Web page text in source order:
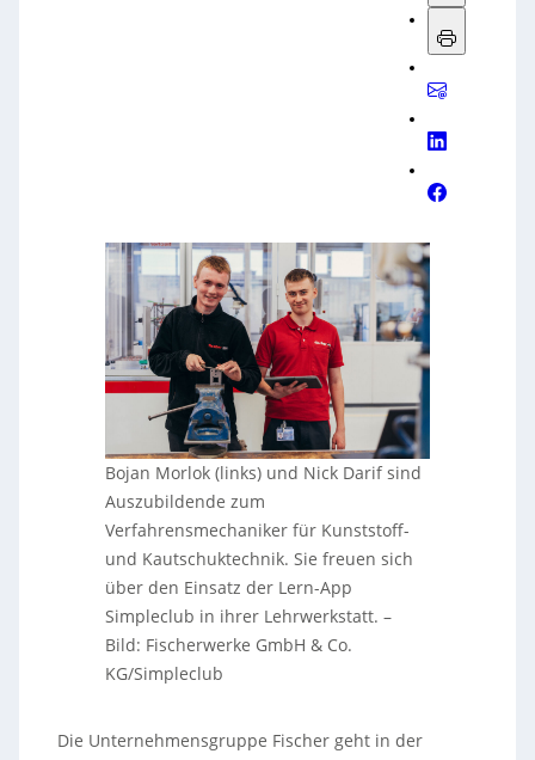
generiert und vom Tedo Verlag bereitgestellt wurde.
Bojan Morlok (links) und Nick Darif sind
Auszubildende zum
Verfahrensmechaniker für Kunststoff-
und Kautschuktechnik. Sie freuen sich
über den Einsatz der Lern-App
Simpleclub in ihrer Lehrwerkstatt. –
Bild: Fischerwerke GmbH & Co.
KG/Simpleclub
Die Unternehmensgruppe Fischer geht in der